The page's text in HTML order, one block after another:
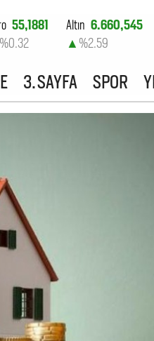
55,1881
%0.32
Altın 6.660,545
▲ %2.59
3. SAYFA SPOR